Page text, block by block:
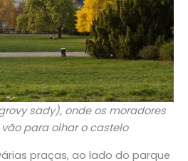
sady), onde os moradores
para olhar o castelo
praças, ao lado do parque